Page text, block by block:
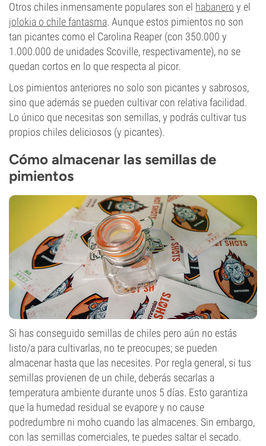
Otros chiles inmensamente populares son el habanero y el
jolokia o chile fantasma. Aunque estos pimientos no son
tan picantes como el Carolina Reaper (con 350.000 y
1.000.000 de unidades Scoville, respectivamente), no se
quedan cortos en lo que respecta al picor.
Los pimientos anteriores no solo son picantes y sabrosos,
sino que además se pueden cultivar con relativa facilidad.
Lo único que necesitas son semillas, y podrás cultivar tus
propios chiles deliciosos (y picantes).
Cómo almacenar las semillas de
pimientos
Si has conseguido semillas de chiles pero aún no estás
listo/a para cultivarlas, no te preocupes; se pueden
almacenar hasta que las necesites. Por regla general, si tus
semillas provienen de un chile, deberás secarlas a
temperatura ambiente durante unos 5 días. Esto garantiza
que la humedad residual se evapore y no cause
podredumbre ni moho cuando las almacenes. Sin embargo,
con las semillas comerciales, te puedes saltar el secado.